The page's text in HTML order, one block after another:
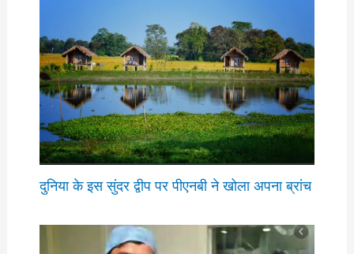
दुनिया के इस सुंदर द्वीप पर पीएनबी ने खोला अपना ब्रांच